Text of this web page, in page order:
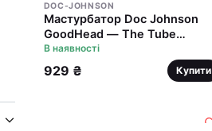
DOC-JOHNSON
Мастурбатор Doc Johnson
GoodHead — The Tube
ULTRASKYN
В наявності
929 ₴ Купити